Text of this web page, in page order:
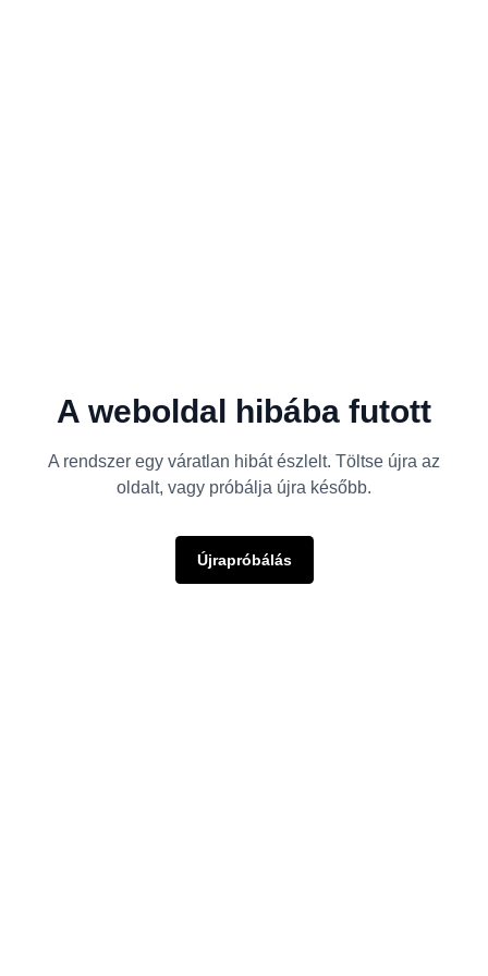
A weboldal hibába futott
A rendszer egy váratlan hibát észlelt. Töltse újra az
oldalt, vagy próbálja újra később.
Újrapróbálás